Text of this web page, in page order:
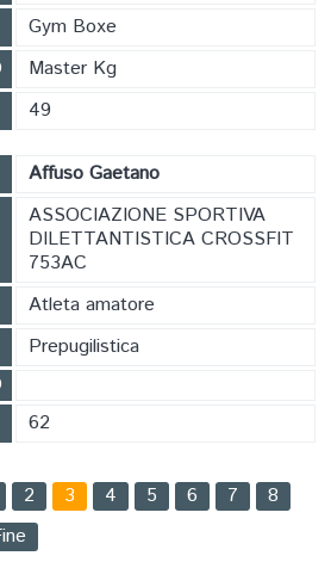
Gym Boxe
Master Kg
49
Affuso Gaetano
ASSOCIAZIONE SPORTIVA
DILETTANTISTICA CROSSFIT
753AC
Atleta amatore
Prepugilistica
62
2 3 4 5 6 7
8